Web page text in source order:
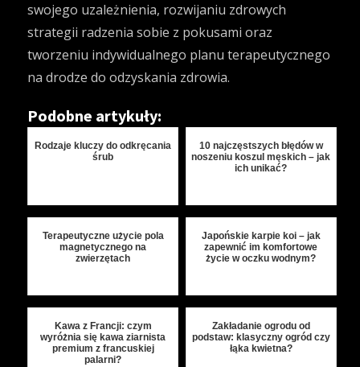
swojego uzależnienia, rozwijaniu zdrowych
strategii radzenia sobie z pokusami oraz
tworzeniu indywidualnego planu terapeutycznego
na drodze do odzyskania zdrowia.
Podobne artykuły:
Rodzaje kluczy do odkręcania
śrub
10 najczęstszych błędów w
noszeniu koszul męskich – jak
ich unikać?
Terapeutyczne użycie pola
magnetycznego na
zwierzętach
Japońskie karpie koi – jak
zapewnić im komfortowe
życie w oczku wodnym?
Kawa z Francji: czym
wyróżnia się kawa ziarnista
premium z francuskiej
palarni?
Zakładanie ogrodu od
podstaw: klasyczny ogród czy
łąka kwietna?